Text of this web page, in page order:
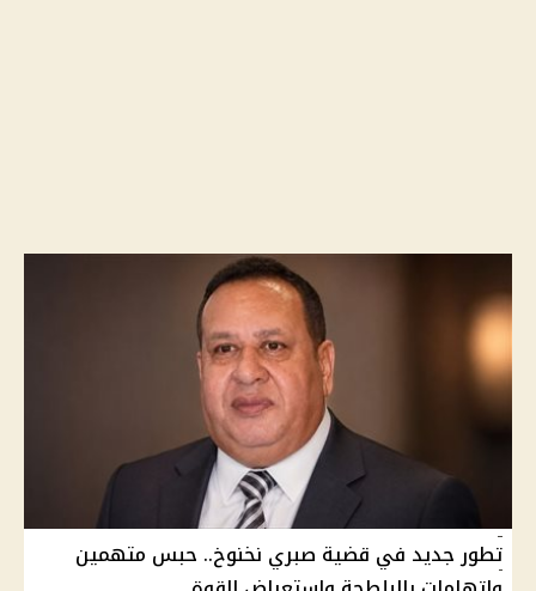
تطور جديد في قضية صبري نخنوخ.. حبس متهمين